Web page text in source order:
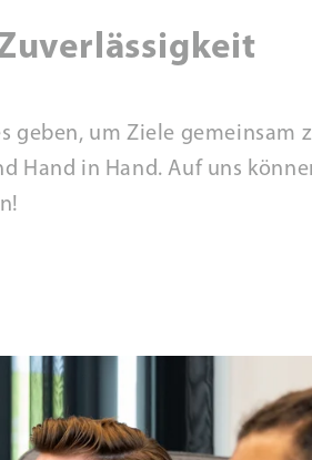
geben, um Ziele gemeinsam
Hand in Hand. Auf uns